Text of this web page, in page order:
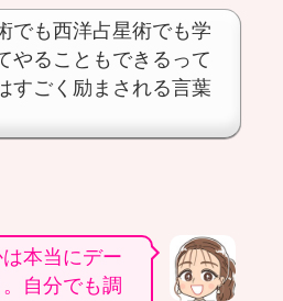
でも西洋占星術でも学
やることもできるって
すごく励まされる言葉
本当にデー
自分でも調